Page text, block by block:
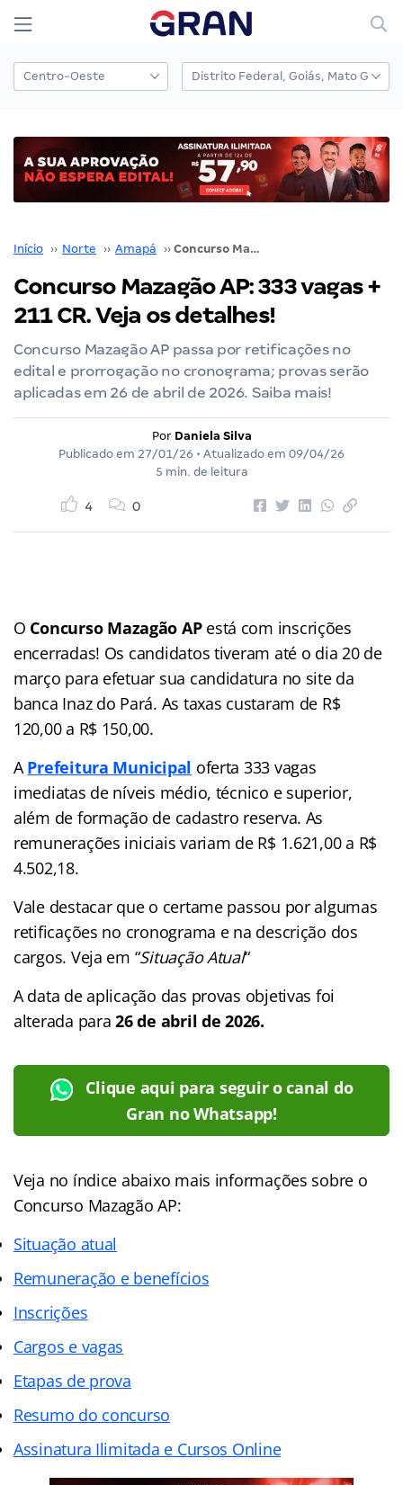
Início ›› Norte ›› Amapá ›› Concurso Mazagão AP: 333 vagas + 211 CR. Veja os detalhes!
Concurso Mazagão AP: 333 vagas +
211 CR. Veja os detalhes!
Concurso Mazagão AP passa por retificações no
edital e prorrogação no cronograma; provas serão
aplicadas em 26 de abril de 2026. Saiba mais!
Por Daniela Silva
Publicado em 27/01/26 • Atualizado em 09/04/26
5 min. de leitura
4 0
O Concurso Mazagão APestá com inscrições
encerradas! Os candidatos tiveram até o dia 20 de
março para efetuar sua candidatura no site da
banca Inaz do Pará. As taxas custaram de R$
120,00 a R$ 150,00.
APrefeitura Municipal oferta 333 vagas
imediatas de níveis médio, técnico e superior,
além de formação de cadastro reserva. As
remunerações iniciais variam de R$ 1.621,00 a R$
4.502,18.
Vale destacar que o certame passou por algumas
retificações no cronograma e na descrição dos
cargos. Veja em “Situação Atual“
A data de aplicação das provas objetivas foi
alterada para26 de abril de 2026.
Clique aqui para seguir o canal do
Gran no Whatsapp!
Veja no índice abaixo mais informações sobre o
Concurso Mazagão AP:
Situação atual
Remuneração e benefícios
Inscrições
Cargos e vagas
Etapas de prova
Resumo do concurso
Assinatura Ilimitada e Cursos Online